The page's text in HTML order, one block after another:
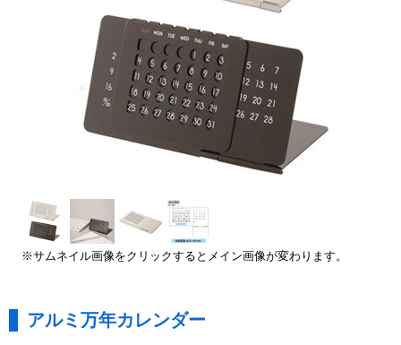
※サムネイル画像をクリックするとメイン画像が変わります。
アルミ万年カレンダー